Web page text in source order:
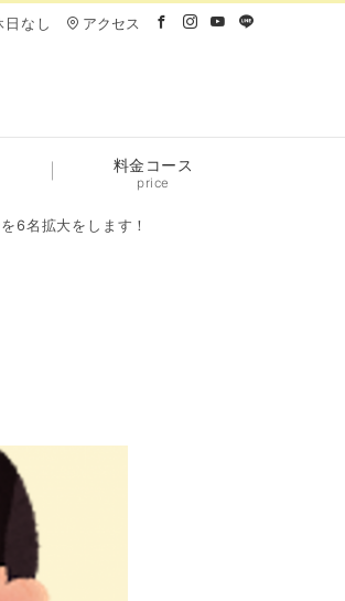
なし アクセス
料金コース
price
6名拡大をします！